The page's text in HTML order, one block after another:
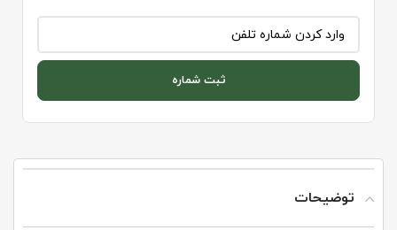
ثبت شماره
توضیحات